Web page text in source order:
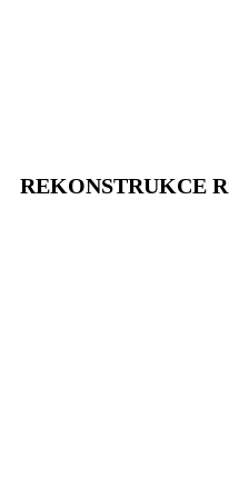
REKONSTRUKCE